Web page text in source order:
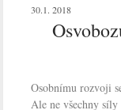
30.1. 2018
Osobnímu rozvoji
Ale ne všechny